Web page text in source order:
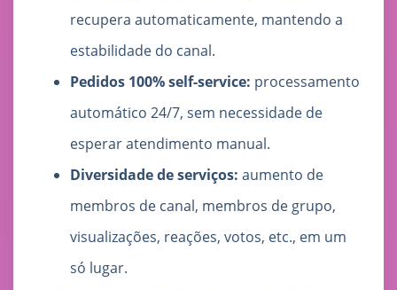
recupera automaticamente, mantendo a
estabilidade do canal.
Pedidos 100% self-service: processamento
automático 24/7, sem necessidade de
esperar atendimento manual.
Diversidade de serviços: aumento de
membros de canal, membros de grupo,
visualizações, reações, votos, etc., em um
só lugar.